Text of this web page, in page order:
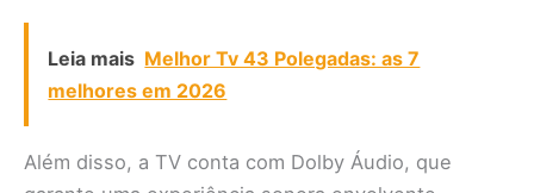
Leia mais Melhor Tv 43 Polegadas: as 7
melhores em 2026
Além disso, a TV conta com Dolby Áudio, que